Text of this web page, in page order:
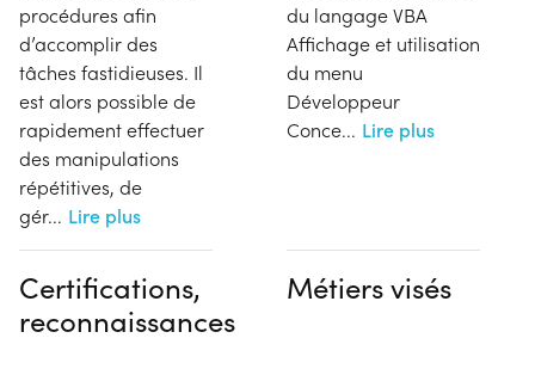
procédures afin
d’accomplir des
tâches fastidieuses. Il
est alors possible de
rapidement effectuer
des manipulations
répétitives, de
gér... Lire plus
du langage VBA
Affichage et utilisation
du menu
Développeur
Conce... Lire plus
Certifications,
reconnaissances
Métiers visés